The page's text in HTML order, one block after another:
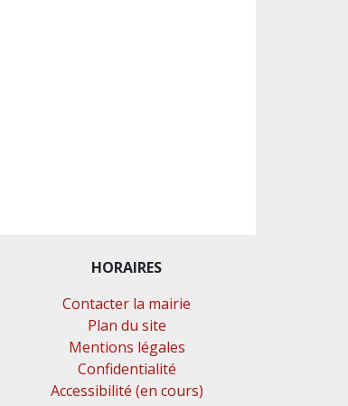
HORAIRES
Contacter la mairie
Plan du site
Mentions légales
Confidentialité
Accessibilité (en cours)